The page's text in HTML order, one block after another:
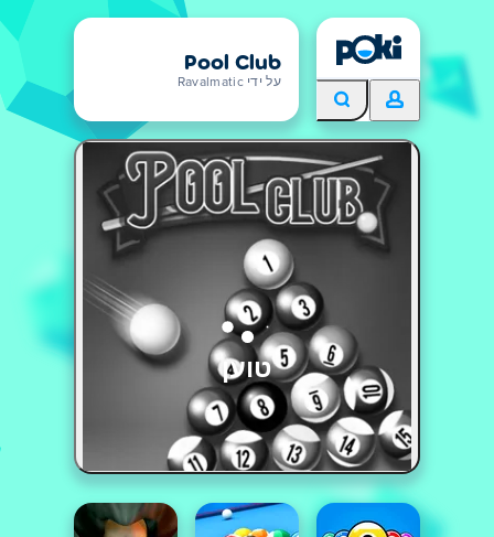
Pool Club
על ידי Ravalmatic
טוען